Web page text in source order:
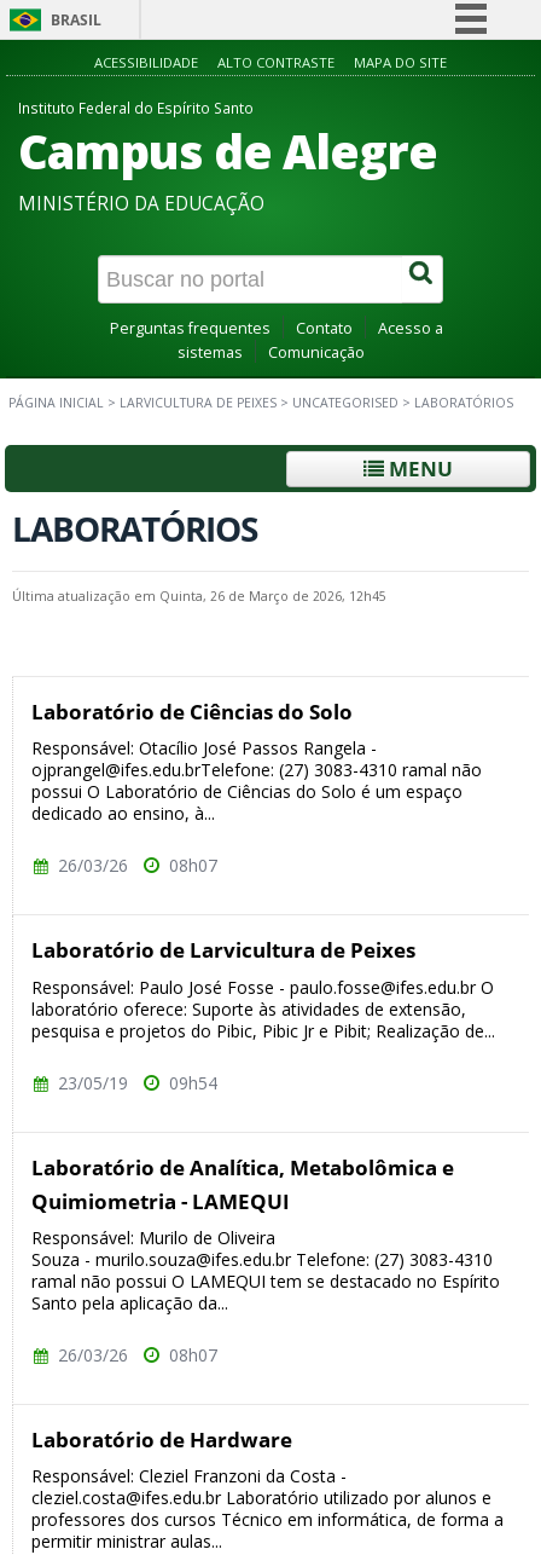
BRASIL
Simplifique!
Acesso à informação
Canais
ACESSIBILIDADE ALTO CONTRASTE MAPA DO SITE
Instituto Federal do Espírito Santo
Campus de Alegre
MINISTÉRIO DA EDUCAÇÃO
Perguntas frequentes Contato
Acesso a
sistemas
Comunicação
PÁGINA INICIAL > LARVICULTURA DE PEIXES > UNCATEGORISED > LABORATÓRIOS
MENU
LABORATÓRIOS
Última atualização em Quinta, 26 de Março de 2026, 12h45
Laboratório de Ciências do Solo
Responsável: Otacílio José Passos Rangela -
ojprangel@ifes.edu.brTelefone: (27) 3083-4310 ramal não
possui O Laboratório de Ciências do Solo é um espaço
dedicado ao ensino, à...
26/03/26 08h07
Laboratório de Larvicultura de Peixes
Responsável: Paulo José Fosse - paulo.fosse@ifes.edu.br O
laboratório oferece: Suporte às atividades de extensão,
pesquisa e projetos do Pibic, Pibic Jr e Pibit; Realização de...
23/05/19 09h54
Laboratório de Analítica, Metabolômica e
Quimiometria - LAMEQUI
Responsável: Murilo de Oliveira
Souza - murilo.souza@ifes.edu.br Telefone: (27) 3083-4310
ramal não possui O LAMEQUI tem se destacado no Espírito
Santo pela aplicação da...
26/03/26 08h07
Laboratório de Hardware
Responsável: Cleziel Franzoni da Costa -
cleziel.costa@ifes.edu.br Laboratório utilizado por alunos e
professores dos cursos Técnico em informática, de forma a
permitir ministrar aulas...